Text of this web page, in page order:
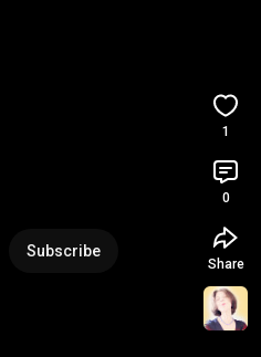
Subscribe
1
0
Share